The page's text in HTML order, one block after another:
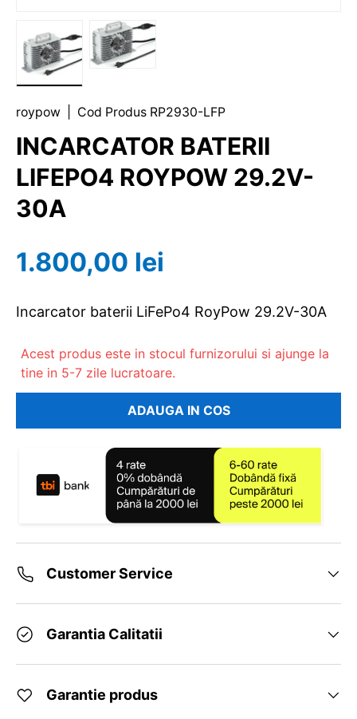
roypow Cod Produs RP2930-LFP
INCARCATOR BATERII
LIFEPO4 ROYPOW 29.2V-
30A
1.800,00 lei
Incarcator baterii LiFePo4 RoyPow 29.2V-30A
Acest produs este in stocul furnizorului si ajunge la
tine in 5-7 zile lucratoare.
ADAUGA IN COS
Customer Service
Garantia Calitatii
Garantie produs